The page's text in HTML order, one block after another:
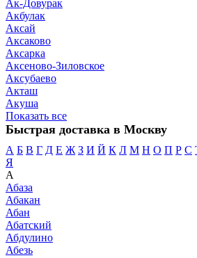
Ак-Довурак
Акбулак
Аксай
Аксаково
Аксарка
Аксеново-Зиловское
Аксубаево
Акташ
Акуша
Показать все
Быстрая доставка в Москву
А Б В Г Д Е Ж З И Й К Л М Н О П Р С
Я
А
Абаза
Абакан
Абан
Абатский
Абдулино
Абезь